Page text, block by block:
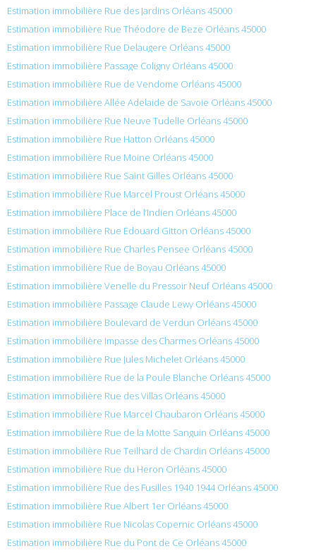
Estimation immobilière Rue des Jardins Orléans 45000
Estimation immobilière Rue Théodore de Beze Orléans 45000
Estimation immobilière Rue Delaugere Orléans 45000
Estimation immobilière Passage Coligny Orléans 45000
Estimation immobilière Rue de Vendome Orléans 45000
Estimation immobilière Allée Adelaide de Savoie Orléans 45000
Estimation immobilière Rue Neuve Tudelle Orléans 45000
Estimation immobilière Rue Hatton Orléans 45000
Estimation immobilière Rue Moine Orléans 45000
Estimation immobilière Rue Saint Gilles Orléans 45000
Estimation immobilière Rue Marcel Proust Orléans 45000
Estimation immobilière Place de l’Indien Orléans 45000
Estimation immobilière Rue Édouard Gitton Orléans 45000
Estimation immobilière Rue Charles Pensee Orléans 45000
Estimation immobilière Rue de Boyau Orléans 45000
Estimation immobilière Venelle du Pressoir Neuf Orléans 45000
Estimation immobilière Passage Claude Lewy Orléans 45000
Estimation immobilière Boulevard de Verdun Orléans 45000
Estimation immobilière Impasse des Charmes Orléans 45000
Estimation immobilière Rue Jules Michelet Orléans 45000
Estimation immobilière Rue de la Poule Blanche Orléans 45000
Estimation immobilière Rue des Villas Orléans 45000
Estimation immobilière Rue Marcel Chaubaron Orléans 45000
Estimation immobilière Rue de la Motte Sanguin Orléans 45000
Estimation immobilière Rue Teilhard de Chardin Orléans 45000
Estimation immobilière Rue du Heron Orléans 45000
Estimation immobilière Rue des Fusilles 1940 1944 Orléans 45000
Estimation immobilière Rue Albert 1er Orléans 45000
Estimation immobilière Rue Nicolas Copernic Orléans 45000
Estimation immobilière Rue du Pont de Ce Orléans 45000